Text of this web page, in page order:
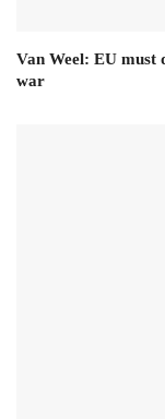
Van Weel: EU must
war